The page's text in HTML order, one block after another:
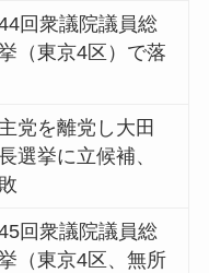
回衆議院議員総
（東京4区）で落
党を離党し大田
選挙に立候補、
回衆議院議員総
（東京4区、無所